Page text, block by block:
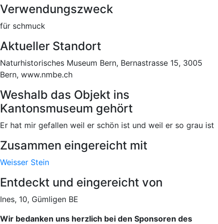
Verwendungszweck
für schmuck
Aktueller Standort
Naturhistorisches Museum Bern, Bernastrasse 15, 3005
Bern, www.nmbe.ch
Weshalb das Objekt ins
Kantonsmuseum gehört
Er hat mir gefallen weil er schön ist und weil er so grau ist
Zusammen eingereicht mit
Weisser Stein
Entdeckt und eingereicht von
Ines, 10, Gümligen BE
Wir bedanken uns herzlich bei den Sponsoren des